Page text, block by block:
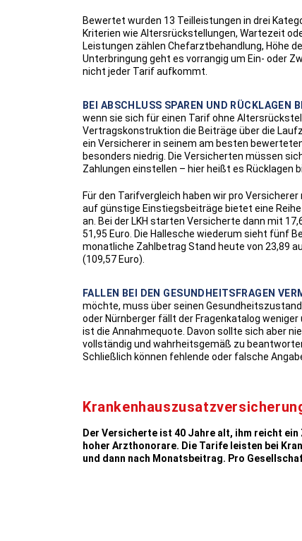
Bewertet wurden 13 Teilleistungen in drei
Kriterien wie Altersrückstellungen, Wartezeit
Leistungen zählen Chefarztbehandlung, Höhe
Unterbringung geht es vorrangig um Ein- oder
nicht jeder Tarif aufkommt.
BEI ABSCHLUSS SPAREN UND RÜCKLAGEN
wenn sie sich für einen Tarif ohne
Vertragskonstruktion die Beiträge über die
ein Versicherer in seinem am besten
besonders niedrig. Die Versicherten müssen
Zahlungen einstellen – hier heißt es Rücklagen
Für den Tarifvergleich haben wir pro
auf günstige Einstiegsbeiträge bietet eine
an. Bei der LKH starten Versicherte dann mit
51,95 Euro. Die Hallesche wiederum sieht fünf
monatliche Zahlbetrag Stand heute von 23,89
(109,57 Euro).
FALLEN BEI DEN GESUNDHEITSFRAGEN
möchte, muss über seinen
oder Nürnberger fällt der Fragenkatalog
ist die Annahmequote. Davon sollte sich aber
vollständig und wahrheitsgemäß zu
Schließlich können fehlende oder falsche
Der Versicherte ist 40 Jahre alt, ihm reicht
hoher Arzthonorare. Die Tarife leisten bei
und dann nach Monatsbeitrag. Pro